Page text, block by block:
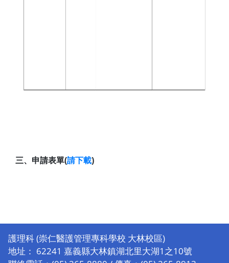
三、申請表單(請下載)
護理科 (崇仁醫護管理專科學校 大林校區)
地址： 62241 嘉義縣大林鎮湖北里大湖1之10號